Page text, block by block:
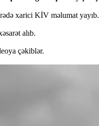
xarici KİV məlumat yayıb.
alıb.
çəkiblər.